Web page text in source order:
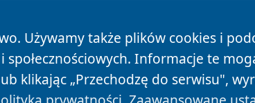
Używamy także plików cookies i
Informacje te
klikając „Przechodzę do serwisu",
Polityka Cookies